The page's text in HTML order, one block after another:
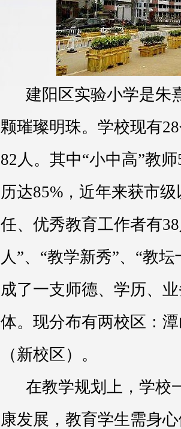
建阳区实验小学是
颗璀璨明珠。学校现有
82人。其中“小中高”教
历达85%，近年来获市
任、优秀教育工作者有
人”、“教学新秀”、“教
成了一支师德、学历、
体。现分布有两校区：
（新校区）。
在教学规划上，学校
康发展，教育学生需身